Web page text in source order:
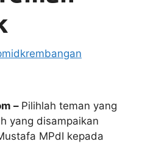
– Pilihlah teman yang
yang disampaikan
MPdI kepada